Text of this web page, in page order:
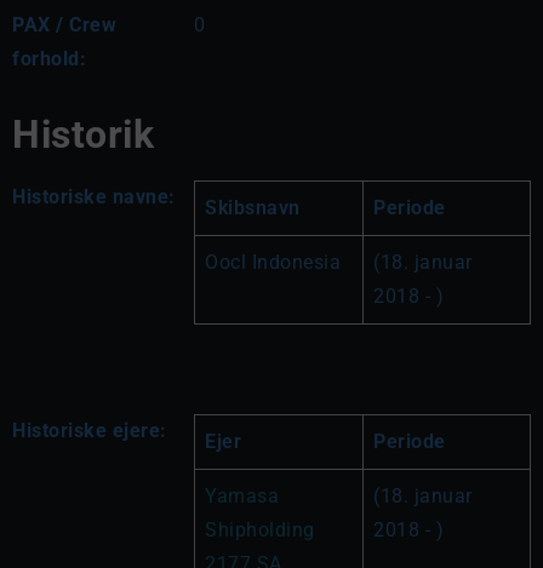
PAX / Crew
forhold:
0
Historik
Historiske navne: Skibsnavn Periode
Oocl Indonesia
(18. januar
2018 - )
Historiske ejere: Ejer Periode
Yamasa
Shipholding
2177 SA,
(18. januar
2018 - )